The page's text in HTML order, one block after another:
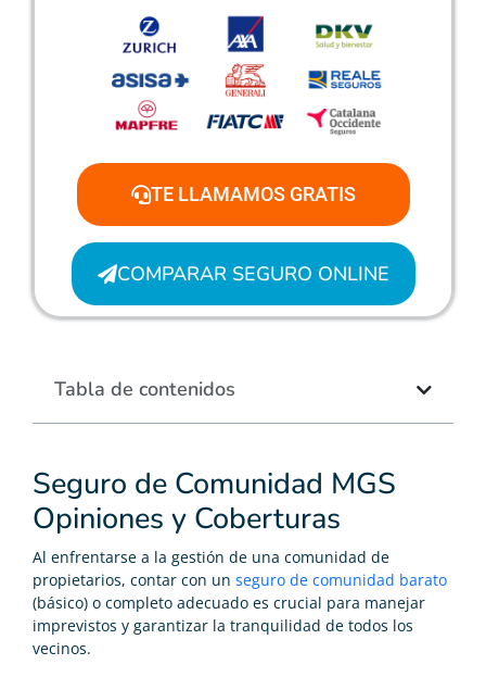
Seguro de Comunidad MGS
Opiniones y Coberturas
Al enfrentarse a la gestión de una comunidad de
propietarios, contar con un seguro de comunidad barato
(básico) o completo adecuado es crucial para manejar
imprevistos y garantizar la tranquilidad de todos los
vecinos.
TE LLAMAMOS GRATIS
COMPARAR SEGURO ONLINE
Tabla de contenidos